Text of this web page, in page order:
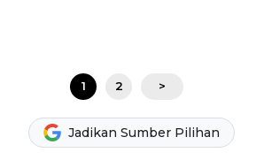
1 2 >
Jadikan Sumber Pilihan